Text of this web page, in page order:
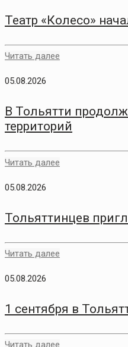
Театр «Колесо»
Читать далее
05.08.2026
В Тольятти
территорий
Читать далее
05.08.2026
Тольяттинцев
Читать далее
05.08.2026
1 сентября в